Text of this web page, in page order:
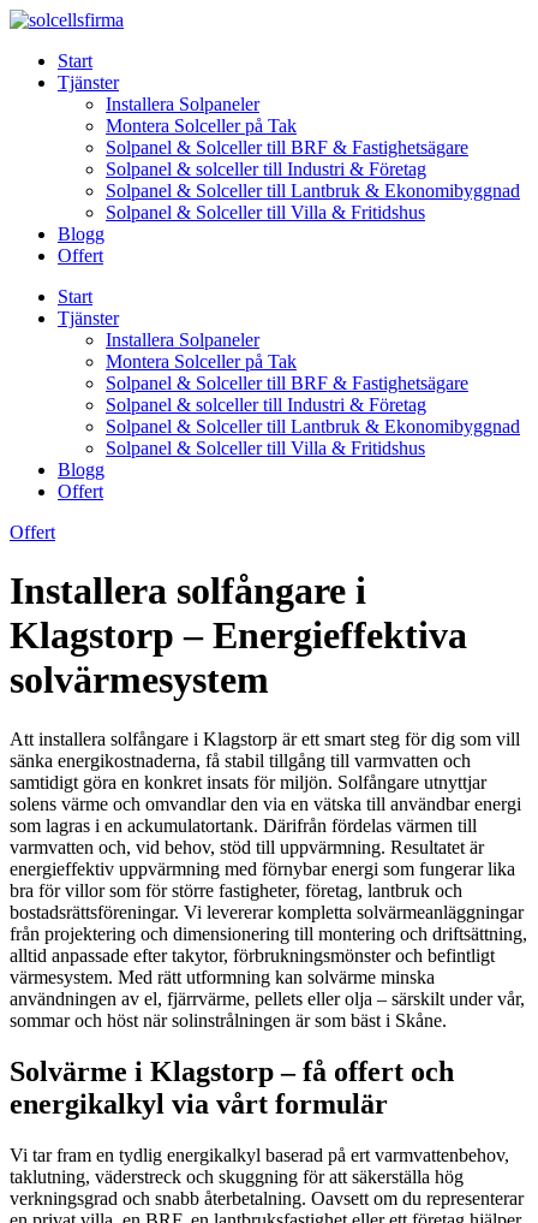
Skip
contentStart
Tjänster
Installera Solpaneler
Montera Solceller på Tak
Solpanel & Solceller till BRF & Fastighetsägare
Solpanel & solceller till Industri & Företag
Solpanel & Solceller till Lantbruk & Ekonomibyggnad
Solpanel & Solceller till Villa & Fritidshus
Blogg
Offert
Start
Tjänster
Installera Solpaneler
Montera Solceller på Tak
Solpanel & Solceller till BRF & Fastighetsägare
Solpanel & solceller till Industri & Företag
Solpanel & Solceller till Lantbruk & Ekonomibyggnad
Solpanel & Solceller till Villa & Fritidshus
Blogg
Offert
Offert
Installera solfångare i
Klagstorp – Energieffektiva
solvärmesystem
Att installera solfångare i Klagstorp är ett smart steg för dig som vill
sänka energikostnaderna, få stabil tillgång till varmvatten och
samtidigt göra en konkret insats för miljön. Solfångare utnyttjar
solens värme och omvandlar den via en vätska till användbar energi
som lagras i en ackumulatortank. Därifrån fördelas värmen till
varmvatten och, vid behov, stöd till uppvärmning. Resultatet är
energieffektiv uppvärmning med förnybar energi som fungerar lika
bra för villor som för större fastigheter, företag, lantbruk och
bostadsrättsföreningar. Vi levererar kompletta solvärmeanläggningar
från projektering och dimensionering till montering och driftsättning,
alltid anpassade efter takytor, förbrukningsmönster och befintligt
värmesystem. Med rätt utformning kan solvärme minska
användningen av el, fjärrvärme, pellets eller olja – särskilt under vår,
sommar och höst när solinstrålningen är som bäst i Skåne.
Solvärme i Klagstorp – få offert och
energikalkyl via vårt formulär
Vi tar fram en tydlig energikalkyl baserad på ert varmvattenbehov,
taklutning, väderstreck och skuggning för att säkerställa hög
verkningsgrad och snabb återbetalning. Oavsett om du representerar